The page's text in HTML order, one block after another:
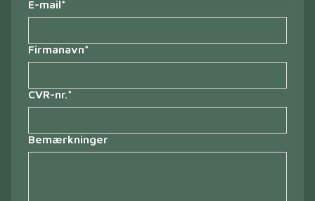
E-mail*
Firmanavn*
CVR-nr.*
Bemærkninger